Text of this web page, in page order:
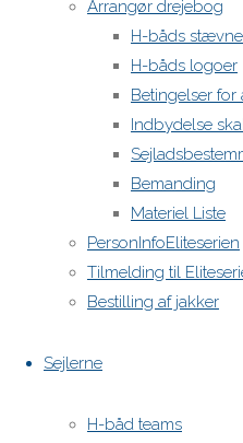
Arrangør drejebog
H-båds
H-båds logoer
Betingelser
Indbydelse
Bemanding
Materiel Liste
PersonInfoEliteserien
Tilmelding til
Bestilling af jakker
Sejlerne
H-båd teams